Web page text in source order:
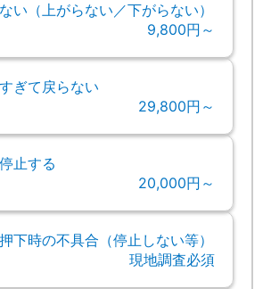
い（上がらない／下がらない）
9,800円～
ぎて戻らない
29,800円～
止する
20,000円～
下時の不具合（停止しない等）
現地調査必須